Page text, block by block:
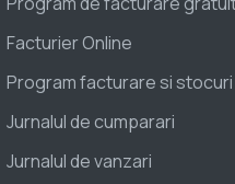
Facturier Online
Program facturare si
Jurnalul de cumparari
Jurnalul de vanzari